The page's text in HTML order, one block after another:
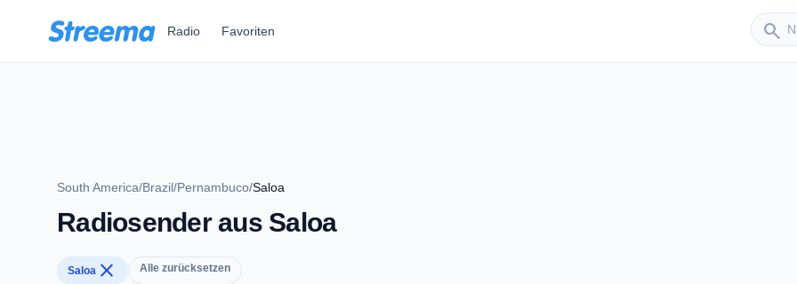
Radio Favoriten search
Sender
South America/Brazil/Pernambuco/Saloa
Radiosender aus Saloa
Saloa close Alle zurücksetzen